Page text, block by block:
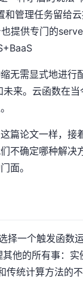
管理任务留给
提供专门的
无需显式地进行
来。云函数在
篇论文一样，接
不确定哪种解决
面。
择一个触发函数
他的所有事：实
传统计算方法的